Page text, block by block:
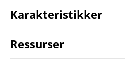
Karakteristikker
Ressurser